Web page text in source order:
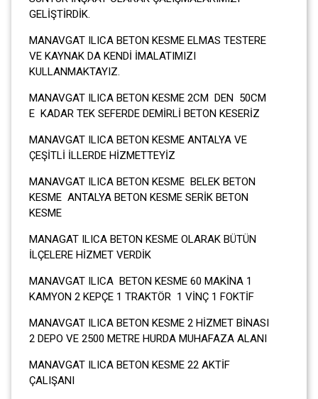
GELİŞTİRDİK.
MANAVGAT ILICA BETON KESME ELMAS TESTERE
VE KAYNAK DA KENDİ İMALATIMIZI
KULLANMAKTAYIZ.
MANAVGAT ILICA BETON KESME 2CM DEN 50CM
E KADAR TEK SEFERDE DEMİRLİ BETON KESERİZ
MANAVGAT ILICA BETON KESME ANTALYA VE
ÇEŞİTLİ İLLERDE HİZMETTEYİZ
MANAVGAT ILICA BETON KESME BELEK BETON
KESME ANTALYA BETON KESME SERİK BETON
KESME
MANAGAT ILICA BETON KESME OLARAK BÜTÜN
İLÇELERE HİZMET VERDİK
MANAVGAT ILICA BETON KESME 60 MAKİNA 1
KAMYON 2 KEPÇE 1 TRAKTÖR 1 VİNÇ 1 FOKTİF
MANAVGAT ILICA BETON KESME 2 HİZMET BİNASI
2 DEPO VE 2500 METRE HURDA MUHAFAZA ALANI
MANAVGAT ILICA BETON KESME 22 AKTİF
ÇALIŞANI